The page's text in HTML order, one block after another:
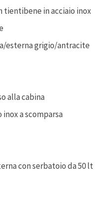
tientibene in acciaio inox
esterna grigio/antracite
alla cabina
a scomparsa
con serbatoio da 50 lt